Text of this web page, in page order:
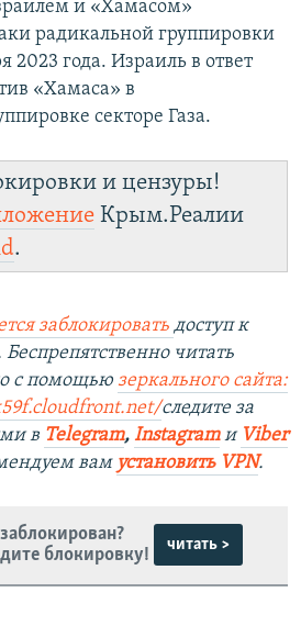
и «Хамасом»
радикальной группировки
2023 года. Израиль в ответ
«Хамаса» в
секторе Газа.
и цензуры!
Крым.Реалии
.
заблокировать доступ к
Беспрепятственно читать
с помощью зеркального сайта:
следите за
в Telegram, Instagramи Viber
вам установить VPN.
блокировку!
читать >